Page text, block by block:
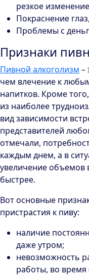
резкое
Покраснение
Проблемы с
Признаки
Пивной алкоголизм –
чем влечение к
напитков. Кроме
из наиболее
вид зависимости
представителей
отмечали,
каждым днем, а в
увеличение объемов
быстрее.
Вот основные
пристрастия к пиву:
наличие
даже утром;
невозможность
работы, во время